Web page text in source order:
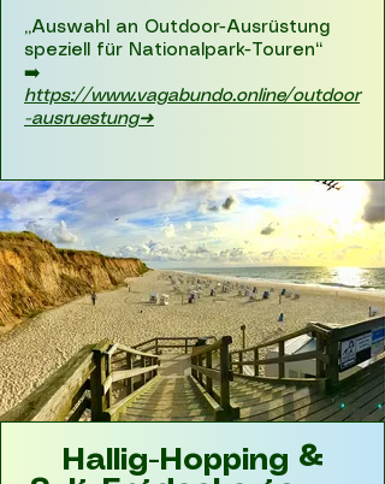
„Auswahl an Outdoor-Ausrüstung
speziell für Nationalpark-Touren“
➡️
https://www.vagabundo.online/outdoor
-ausruestung➜
Hallig-Hopping &